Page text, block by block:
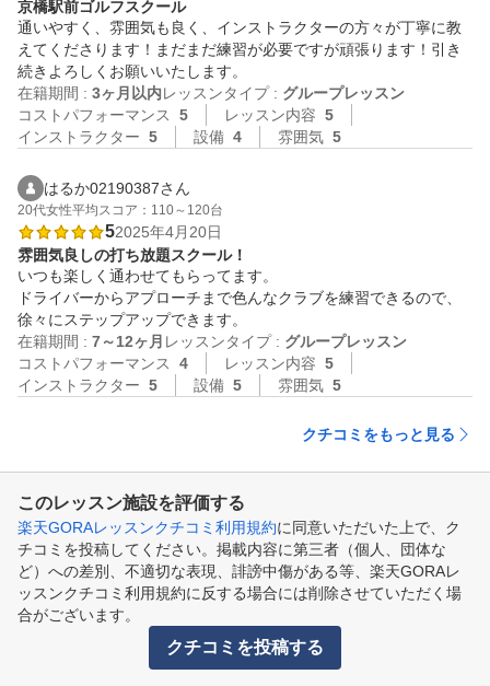
京橋駅前ゴルフスクール
通いやすく、雰囲気も良く、インストラクターの方々が丁寧に教
えてくださります！まだまだ練習が必要ですが頑張ります！引き
続きよろしくお願いいたします。
在籍期間 : 3ヶ月以内レッスンタイプ : グループレッスン
コストパフォーマンス
5 レッスン内容 5
インストラクター 5 設備 4 雰囲気 5
はるか02190387さん
20代女性平均スコア：110～120台
52025年4月20日
雰囲気良しの打ち放題スクール！
いつも楽しく通わせてもらってます。
ドライバーからアプローチまで色んなクラブを練習できるので、
徐々にステップアップできます。
在籍期間 : 7～12ヶ月 レッスンタイプ : グループレッスン
コストパフォーマンス
4 レッスン内容 5
インストラクター 5 設備 5 雰囲気 5
クチコミをもっと見る
このレッスン施設を評価する
楽天GORAレッスンクチコミ利用規約に同意いただいた上で、ク
チコミを投稿してください。掲載内容に第三者（個人、団体な
ど）への差別、不適切な表現、誹謗中傷がある等、楽天GORAレ
ッスンクチコミ利用規約に反する場合には削除させていただく場
合がございます。
クチコミを投稿する